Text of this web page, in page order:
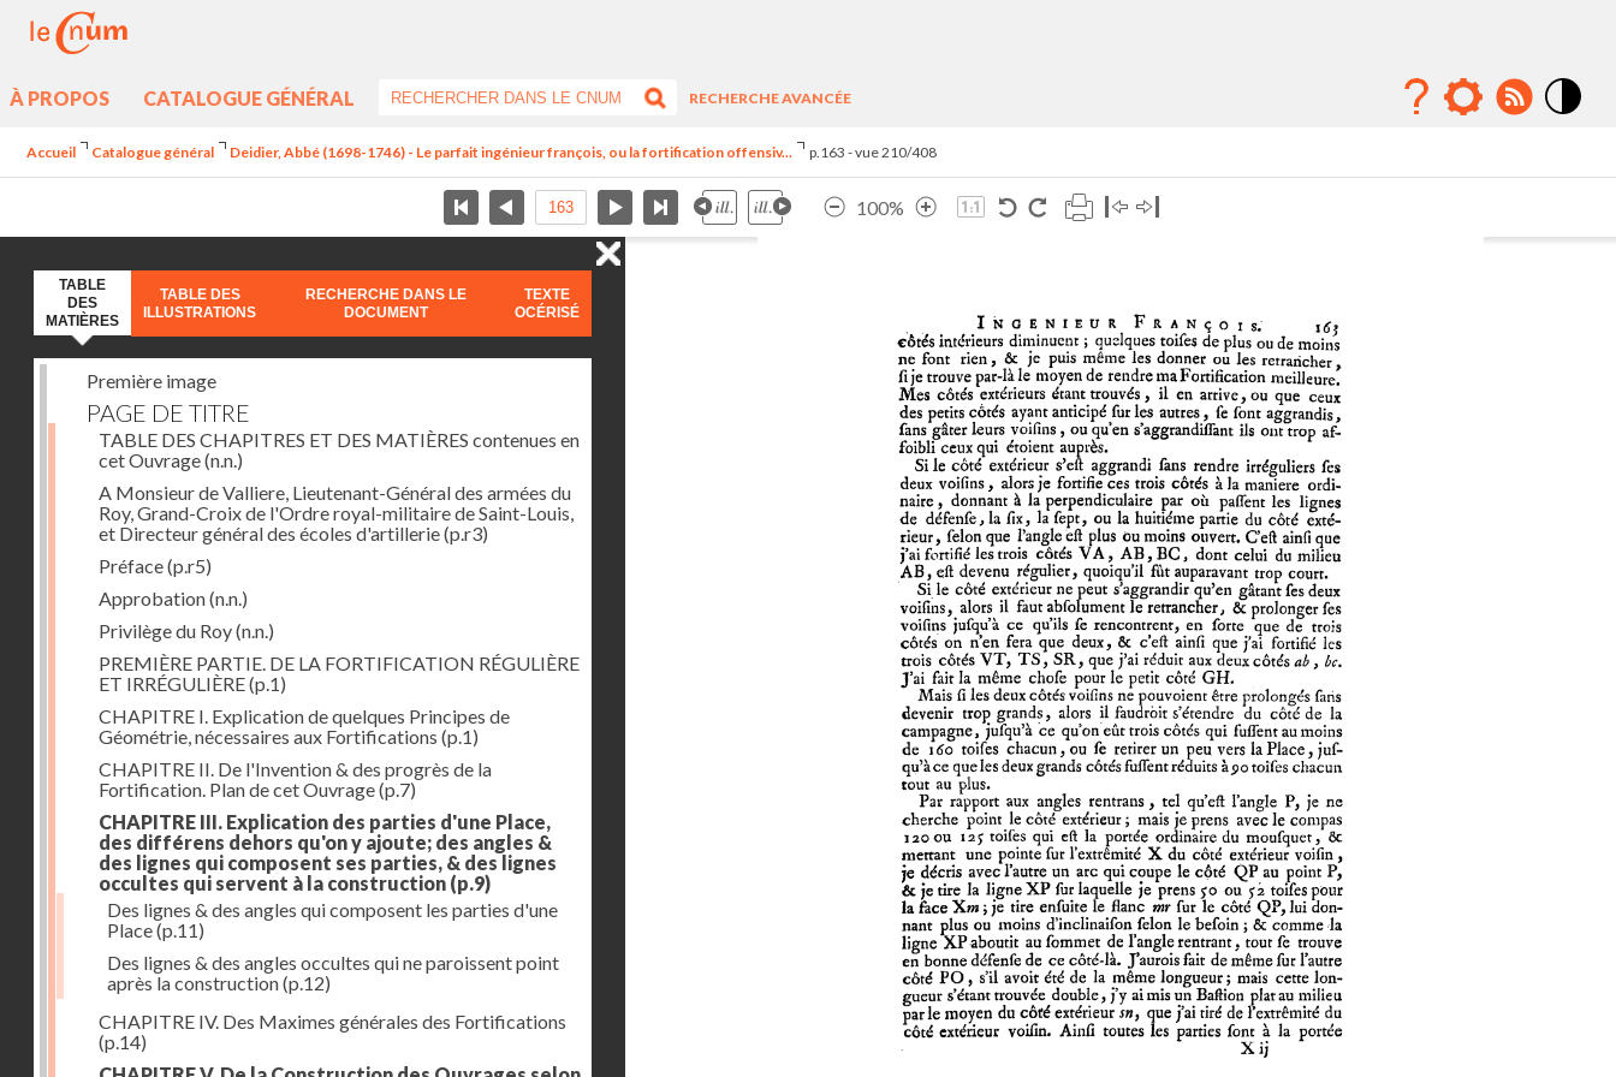
À PROPOS CATALOGUE GÉNÉRAL
RECHERCHE AVANCÉE
Accueil Catalogue général Deidier, Abbé (1698-1746) - Le parfait ingénieur françois, ou la fortification offensiv... p.163 - vue 210/408
100%
TABLE
DES
MATIÈRES
TABLE DES
ILLUSTRATIONS
RECHERCHE DANS LE
DOCUMENT
TEXTE
OCÉRISÉ
Première image
PAGE DE TITRE
TABLE DES CHAPITRES ET DES MATIÈRES contenues en
cet Ouvrage(n.n.)
A Monsieur de Valliere, Lieutenant-Général des armées du
Roy, Grand-Croix de l'Ordre royal-militaire de Saint-Louis,
et Directeur général des écoles d'artillerie(p.r3)
Préface(p.r5)
Approbation(n.n.)
Privilège du Roy(n.n.)
PREMIÈRE PARTIE. DE LA FORTIFICATION RÉGULIÈRE
ET IRRÉGULIÈRE(p.1)
CHAPITRE I. Explication de quelques Principes de
Géométrie, nécessaires aux Fortifications (p.1)
CHAPITRE II. De l'Invention & des progrès de la
Fortification. Plan de cet Ouvrage(p.7)
CHAPITRE III. Explication des parties d'une Place,
des différens dehors qu'on y ajoute; des angles &
des lignes qui composent ses parties, & des lignes
occultes qui servent à la construction (p.9)
Des lignes & des angles qui composent les parties d'une
Place(p.11)
Des lignes & des angles occultes qui ne paroissent point
après la construction(p.12)
CHAPITRE IV. Des Maximes générales des Fortifications
(p.14)